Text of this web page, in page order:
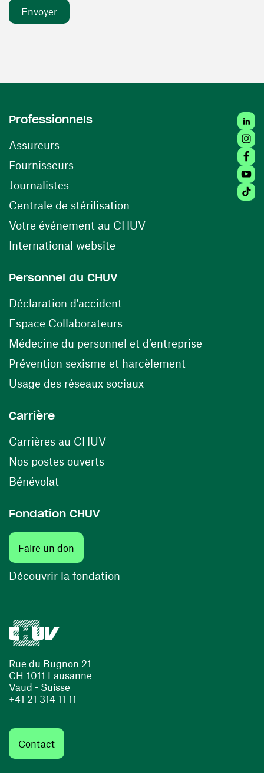
Rue du Bugnon 21
CH-1011 Lausanne
Vaud - Suisse
+41 21 314 11 11
Contact
Professionnels
Assureurs
Fournisseurs(ouvre une nouvelle fenêtre)
Journalistes
Centrale de stérilisation (ouvre une nouvelle
Votre événement au CHUV(ouvre une nouvelle
International website
Personnel du CHUV
Déclaration d'accident
Espace Collaborateurs(ouvre une nouvelle fenêtre)
Médecine du personnel et d’entreprise
Prévention sexisme et harcèlement
Usage des réseaux sociaux(ouvre une nouvelle
Carrière
Carrières au CHUV(ouvre une nouvelle fenêtre)
Nos postes ouverts(ouvre une nouvelle fenêtre)
Bénévolat
Fondation CHUV
Faire un don
Découvrir la fondation